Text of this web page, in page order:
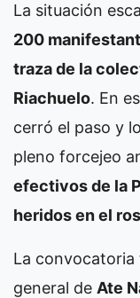
La situación
200
traza de la
Riachuelo. En
cerró el paso y
pleno forcejeo
efectivos de la
heridos en el
La convocatoria
general de Ate